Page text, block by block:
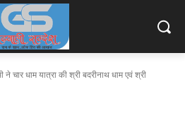
ने चार धाम यात्रा की श्री बदरीनाथ धाम एवं श्री